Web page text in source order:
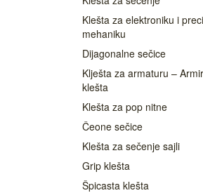
Klešta za elektroniku i
mehaniku
Dijagonalne sečice
Klješta za armaturu –
klešta
Klešta za pop nitne
Čeone sečice
Klešta za sečenje sajli
Grip klešta
Špicasta klešta